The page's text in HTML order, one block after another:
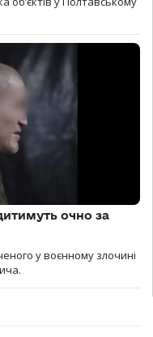
очно за
у воєнному злочині